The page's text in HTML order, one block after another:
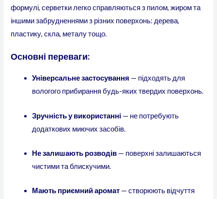
формулі, серветки легко справляються з пилом, жиром та
іншими забрудненнями з різних поверхонь: дерева,
пластику, скла, металу тощо.
Основні переваги:
Універсальне застосування — підходять для
вологого прибирання будь-яких твердих поверхонь.
Зручність у використанні — не потребують
додаткових миючих засобів.
Не залишають розводів — поверхні залишаються
чистими та блискучими.
Мають приємний аромат — створюють відчуття